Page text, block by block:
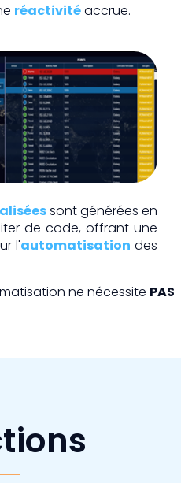
réactivitéaccrue.
sont générées en
de code, offrant une
l'automatisation des
ne nécessite PAS